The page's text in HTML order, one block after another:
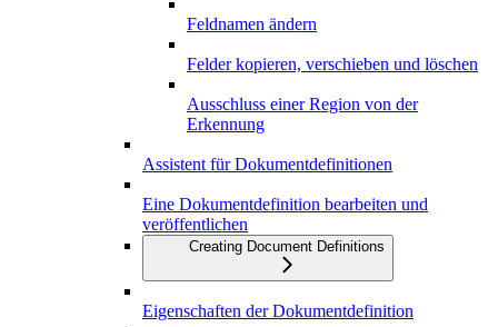
Feldnamen ändern
Felder kopieren, verschieben und löschen
Ausschluss einer Region von der
Erkennung
Assistent für Dokumentdefinitionen
Eine Dokumentdefinition bearbeiten und
veröffentlichen
Creating Document Definitions
Eigenschaften der Dokumentdefinition